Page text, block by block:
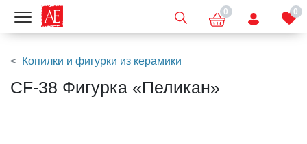
Показать меню 0 0
Копилки и фигурки из керамики
CF-38 Фигурка «Пеликан»